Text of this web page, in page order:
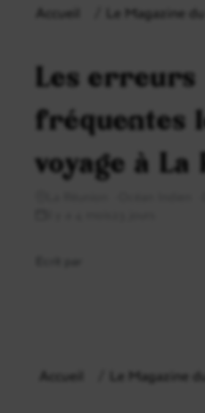
Accueil Le Magazine
Les erreurs
fréquentes
voyage à La
Accueil Le Magazine